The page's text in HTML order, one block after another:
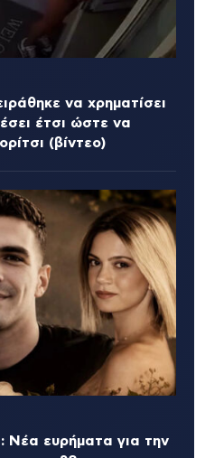
να χρηματίσει
έτσι ώστε να
(βίντεο)
Νέα ευρήματα για την